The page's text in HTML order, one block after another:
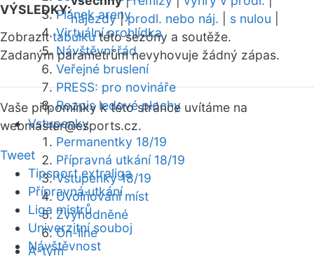
Plánek areny
Virtuální prohlídka
Návštěvní řád
Veřejné bruslení
PRESS: pro novináře
Rozpis ledové plochy
Vstupenky
Permanentky 18/19
Přípravná utkání 18/19
Vstupenky 18/19
Uvolňování míst
Zvýhodněné
On-line
A-tým
VÝSLEDKY:
nájezdy|prodl. nebo náj. s nulou
Zobrazittabulkutéto sezóny a soutěže.
Zadaným parametrům nevyhovuje žádný zápas.
Vaše připomínky k této stránce uvítáme na
webmaster@esports.cz.
Tweet
Tipsport extraliga
Přípravná utkání
Liga mistrů
Univerzitní souboj
Návštěvnost